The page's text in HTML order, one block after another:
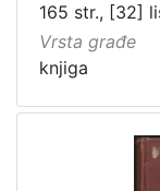
165 str., [32]
Vrsta građe
knjiga